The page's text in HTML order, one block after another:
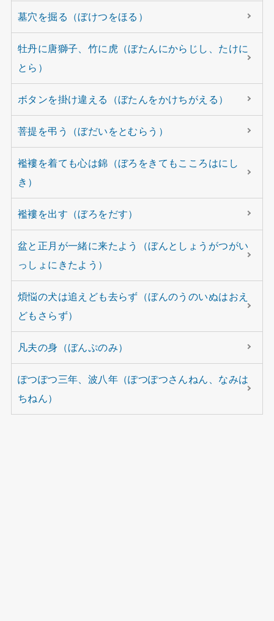
墓穴を掘る（ぼけつをほる）
牡丹に唐獅子、竹に虎（ぼたんにからじし、たけに
とら）
ボタンを掛け違える（ぼたんをかけちがえる）
菩提を弔う（ぼだいをとむらう）
襤褸を着ても心は錦（ぼろをきてもこころはにし
き）
襤褸を出す（ぼろをだす）
盆と正月が一緒に来たよう（ぼんとしょうがつがい
っしょにきたよう）
煩悩の犬は追えども去らず（ぼんのうのいぬはおえ
どもさらず）
凡夫の身（ぼんぷのみ）
ぽつぽつ三年、波八年（ぽつぽつさんねん、なみは
ちねん）